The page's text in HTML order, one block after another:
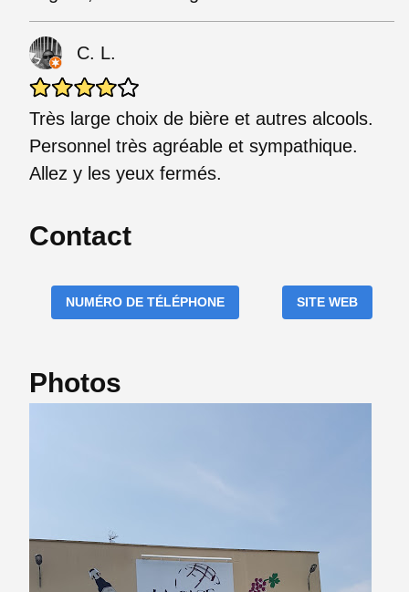
C. L.
Très large choix de bière et autres alcools.
Personnel très agréable et sympathique.
Allez y les yeux fermés.
Contact
NUMÉRO DE TÉLÉPHONE SITE WEB
Photos